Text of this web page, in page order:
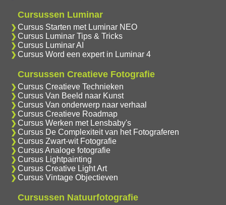
Cursussen Luminar
Cursus Starten met Luminar NEO
Cursus Luminar Tips & Tricks
Cursus Luminar AI
Cursus Word een expert in Luminar 4
Cursussen Creatieve Fotografie
Cursus Creatieve Technieken
Cursus Van Beeld naar Kunst
Cursus Van onderwerp naar verhaal
Cursus Creatieve Roadmap
Cursus Werken met Lensbaby's
Cursus De Complexiteit van het Fotograferen
Cursus Zwart-wit Fotografie
Cursus Analoge fotografie
Cursus Lightpainting
Cursus Creative Light Art
Cursus Vintage Objectieven
Cursussen Natuurfotografie